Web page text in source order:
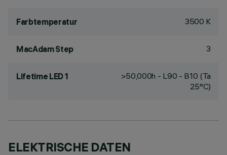
Farbtemperatur 3500 K
MacAdam Step 3
Lifetime LED 1
>50,000h - L90 - B10 (Ta
25°C)
ELEKTRISCHE DATEN